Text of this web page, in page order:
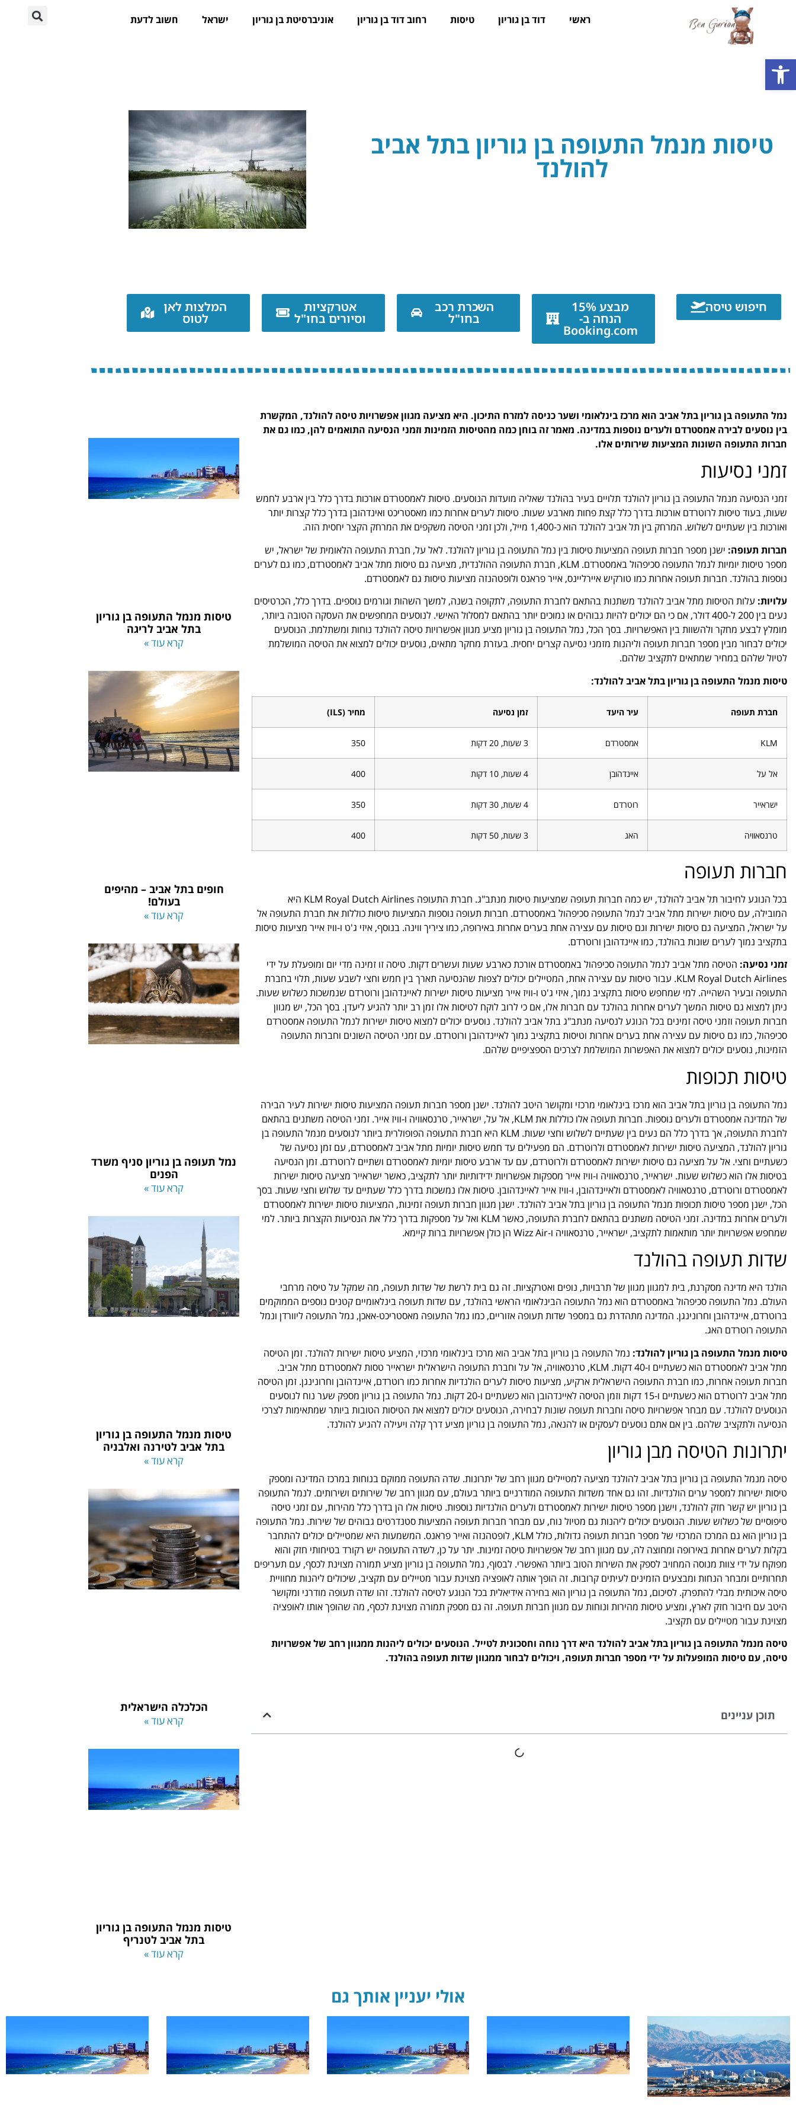
ראשי דוד בן גוריון טיסות רחוב דוד בן גוריון אוניברסיטת בן גוריון ישראל חשוב לדעת
טיסות מנמל התעופה בן גוריון בתל אביב
להולנד
חיפוש טיסה מבצע 15%
הנחה ב-
Booking.com
השכרת רכב
בחו"ל
אטרקציות
וסיורים בחו"ל
המלצות לאן
לטוס
נמל התעופה בן גוריון בתל אביב הוא מרכז בינלאומי ושער כניסה למזרח התיכון. היא מציעה מגוון אפשרויות טיסה להולנד, המקשרת
בין נוסעים לבירה אמסטרדם ולערים נוספות במדינה. מאמר זה בוחן כמה מהטיסות הזמינות וזמני הנסיעה התואמים להן, כמו גם את
חברות התעופה השונות המציעות שירותים אלו.
זמני נסיעות
זמני הנסיעה מנמל התעופה בן גוריון להולנד תלויים בעיר בהולנד שאליה מועדות הנוסעים. טיסות לאמסטרדם אורכות בדרך כלל בין ארבע לחמש
שעות, בעוד טיסות לרוטרדם אורכות בדרך כלל קצת פחות מארבע שעות. טיסות לערים אחרות כמו מאסטריכט ואינדהובן בדרך כלל קצרות יותר
ואורכות בין שעתיים לשלוש. המרחק בין תל אביב להולנד הוא כ-1,400 מייל, ולכן זמני הטיסה משקפים את המרחק הקצר יחסית הזה.
חברות תעופה: ישנן מספר חברות תעופה המציעות טיסות בין נמל התעופה בן גוריון להולנד. לאל על, חברת התעופה הלאומית של ישראל, יש
מספר טיסות יומיות לנמל התעופה סכיפהול באמסטרדם. KLM, חברת התעופה ההולנדית, מציעה גם טיסות מתל אביב לאמסטרדם, כמו גם לערים
נוספות בהולנד. חברות תעופה אחרות כמו טורקיש איירליינס, אייר פראנס ולופטהנזה מציעות טיסות גם לאמסטרדם.
עלויות: עלות הטיסות מתל אביב להולנד משתנות בהתאם לחברת התעופה, לתקופה בשנה, למשך השהות וגורמים נוספים. בדרך כלל, הכרטיסים
נעים בין 200 ל-400 דולר, אם כי הם יכולים להיות גבוהים או נמוכים יותר בהתאם למסלול האישי. לנוסעים המחפשים את העסקה הטובה ביותר,
מומלץ לבצע מחקר ולהשוות בין האפשרויות. בסך הכל, נמל התעופה בן גוריון מציע מגוון אפשרויות טיסה להולנד נוחות ומשתלמת. הנוסעים
יכולים לבחור מבין מספר חברות תעופה וליהנות מזמני נסיעה קצרים יחסית. בעזרת מחקר מתאים, נוסעים יכולים למצוא את הטיסה המושלמת
לטיול שלהם במחיר שמתאים לתקציב שלהם.
טיסות מנמל התעופה בן גוריון בתל אביב להולנד:
חברת תעופה עיר היעד זמן נסיעה מחיר (ILS)
KLM אמסטרדם 3 שעות, 20 דקות 350
אל על איינדהובן 4 שעות, 10 דקות 400
ישראייר רוטרדם 4 שעות, 30 דקות 350
טרנסאוויה האג 3 שעות, 50 דקות 400
חברות תעופה
בכל הנוגע לחיבור תל אביב להולנד, יש כמה חברות תעופה שמציעות טיסות מנתב"ג. חברת התעופה KLM Royal Dutch Airlines היא
המובילה, עם טיסות ישירות מתל אביב לנמל התעופה סכיפהול באמסטרדם. חברות תעופה נוספות המציעות טיסות כוללות את חברת התעופה אל
על ישראל, המציעה גם טיסות ישירות וגם טיסות עם עצירה אחת בערים אחרות באירופה, כמו ציריך ווינה. בנוסף, איזי ג'ט ו-וויז אייר מציעות טיסות
בתקציב נמוך לערים שונות בהולנד, כמו איינדהובן ורוטרדם.
זמני נסיעה: הטיסה מתל אביב לנמל התעופה סכיפהול באמסטרדם אורכת כארבע שעות ועשרים דקות. טיסה זו זמינה מדי יום ומופעלת על ידי
KLM Royal Dutch Airlines. עבור טיסות עם עצירה אחת, המטיילים יכולים לצפות שהנסיעה תארך בין חמש וחצי לשבע שעות, תלוי בחברת
התעופה ובעיר השהייה. למי שמחפש טיסות בתקציב נמוך, איזי ג'ט ו-וויז אייר מציעות טיסות ישירות לאיינדהובן ורוטרדם שנמשכות כשלוש שעות.
ניתן למצוא גם טיסות המשך לערים אחרות בהולנד עם חברות אלו, אם כי לרוב לוקח לטיסות אלו זמן רב יותר להגיע ליעדן. בסך הכל, יש מגוון
חברות תעופה וזמני טיסה זמינים בכל הנוגע לנסיעה מנתב"ג בתל אביב להולנד. נוסעים יכולים למצוא טיסות ישירות לנמל התעופה אמסטרדם
סכיפהול, כמו גם טיסות עם עצירה אחת בערים אחרות וטיסות בתקציב נמוך לאיינדהובן ורוטרדם. עם זמני הטיסה השונים וחברות התעופה
הזמינות, נוסעים יכולים למצוא את האפשרות המושלמת לצרכים הספציפיים שלהם.
טיסות תכופות
נמל התעופה בן גוריון בתל אביב הוא מרכז בינלאומי מרכזי ומקושר היטב להולנד. ישנן מספר חברות תעופה המציעות טיסות ישירות לעיר הבירה
של המדינה אמסטרדם ולערים נוספות. חברות תעופה אלו כוללות את KLM, אל על, ישראייר, טרנסאוויה ו-וויז אייר. זמני הטיסה משתנים בהתאם
לחברת התעופה, אך בדרך כלל הם נעים בין שעתיים לשלוש וחצי שעות. KLM היא חברת התעופה הפופולרית ביותר לנוסעים מנמל התעופה בן
גוריון להולנד, המציעה טיסות ישירות לאמסטרדם ולרוטרדם. הם מפעילים עד חמש טיסות יומיות מתל אביב לאמסטרדם, עם זמן נסיעה של
כשעתיים וחצי. אל על מציעה גם טיסות ישירות לאמסטרדם ולרוטרדם, עם עד ארבע טיסות יומיות לאמסטרדם ושתיים לרוטרדם. זמן הנסיעה
בטיסות אלו הוא כשלוש שעות. ישראייר, טרנסאוויה ו-וויז אייר מספקות אפשרויות ידידותיות יותר לתקציב, כאשר ישראייר מציעה טיסות ישירות
לאמסטרדם ורוטרדם, טרנסאוויה לאמסטרדם ולאיינדהובן, ו-וויז אייר לאיינדהובן. טיסות אלו נמשכות בדרך כלל שעתיים עד שלוש וחצי שעות. בסך
הכל, ישנן מספר טיסות תכופות מנמל התעופה בן גוריון בתל אביב להולנד. ישנן מגוון חברות תעופה זמינות, המציעות טיסות ישירות לאמסטרדם
ולערים אחרות במדינה. זמני הטיסה משתנים בהתאם לחברת התעופה, כאשר KLM ואל על מספקות בדרך כלל את הנסיעות הקצרות ביותר. למי
שמחפש אפשרויות יותר מותאמות לתקציב, ישראייר, טרנסאוויה ו-Wizz Air הן כולן אפשרויות ברות קיימא.
שדות תעופה בהולנד
הולנד היא מדינה מסקרנת, בית למגוון מגוון של תרבויות, נופים ואטרקציות. זה גם בית לרשת של שדות תעופה, מה שמקל על טיסה מרחבי
העולם. נמל התעופה סכיפהול באמסטרדם הוא נמל התעופה הבינלאומי הראשי בהולנד, עם שדות תעופה בינלאומיים קטנים נוספים הממוקמים
ברוטרדם, איינדהובן וחרונינגן. המדינה מתהדרת גם במספר שדות תעופה אזוריים, כמו נמל התעופה מאסטריכט-אאכן, נמל התעופה ליוורדן ונמל
התעופה רוטרדם האג.
טיסות מנמל התעופה בן גוריון להולנד: נמל התעופה בן גוריון בתל אביב הוא מרכז בינלאומי מרכזי, המציע טיסות ישירות להולנד. זמן הטיסה
מתל אביב לאמסטרדם הוא כשעתיים ו-40 דקות. KLM, טרנסאוויה, אל על וחברת התעופה הישראלית ישראייר טסות לאמסטרדם מתל אביב.
חברות תעופה אחרות, כמו חברת התעופה הישראלית ארקיע, מציעות טיסות לערים הולנדיות אחרות כמו רוטרדם, איינדהובן וחרונינגן. זמן הטיסה
מתל אביב לרוטרדם הוא כשעתיים ו-15 דקות וזמן הטיסה לאיינדהובן הוא כשעתיים ו-20 דקות. נמל התעופה בן גוריון מספק שער נוח לנוסעים
הנוסעים להולנד. עם מבחר אפשרויות טיסה וחברות תעופה שונות לבחירה, הנוסעים יכולים למצוא את הטיסות הטובות ביותר שמתאימות לצרכי
הנסיעה ולתקציב שלהם. בין אם אתם נוסעים לעסקים או להנאה, נמל התעופה בן גוריון מציע דרך קלה ויעילה להגיע להולנד.
יתרונות הטיסה מבן גוריון
טיסה מנמל התעופה בן גוריון בתל אביב להולנד מציעה למטיילים מגוון רחב של יתרונות. שדה התעופה ממוקם בנוחות במרכז המדינה ומספק
טיסות ישירות למספר ערים הולנדיות. זהו גם אחד משדות התעופה המודרניים ביותר בעולם, עם מגוון רחב של שירותים ושירותים. לנמל התעופה
בן גוריון יש קשר חזק להולנד, וישנן מספר טיסות ישירות לאמסטרדם ולערים הולנדיות נוספות. טיסות אלו הן בדרך כלל מהירות, עם זמני טיסה
טיפוסיים של כשלוש שעות. הנוסעים יכולים ליהנות גם מטיול נוח, עם מבחר חברות תעופה המציעות סטנדרטים גבוהים של שירות. נמל התעופה
בן גוריון הוא גם המרכז המרכזי של מספר חברות תעופה גדולות, כולל KLM, לופטהנזה ואייר פראנס. המשמעות היא שמטיילים יכולים להתחבר
בקלות לערים אחרות באירופה ומחוצה לה, עם מגוון רחב של אפשרויות טיסה זמינות. יתר על כן, לשדה התעופה יש רקורד בטיחותי חזק והוא
מפוקח על ידי צוות מנוסה המחויב לספק את השירות הטוב ביותר האפשרי. לבסוף, נמל התעופה בן גוריון מציע תמורה מצוינת לכסף, עם תעריפים
תחרותיים ומבחר הנחות ומבצעים הזמינים לעיתים קרובות. זה הופך אותה לאופציה מצוינת עבור מטיילים עם תקציב, שיכולים ליהנות מחוויית
טיסה איכותית מבלי להתפרק. לסיכום, נמל התעופה בן גוריון הוא בחירה אידיאלית בכל הנוגע לטיסה להולנד. זהו שדה תעופה מודרני ומקושר
היטב עם חיבור חזק לארץ, ומציע טיסות מהירות ונוחות עם מגוון חברות תעופה. זה גם מספק תמורה מצוינת לכסף, מה שהופך אותו לאופציה
מצוינת עבור מטיילים עם תקציב.
טיסה מנמל התעופה בן גוריון בתל אביב להולנד היא דרך נוחה וחסכונית לטייל. הנוסעים יכולים ליהנות ממגוון רחב של אפשרויות
טיסה, עם טיסות המופעלות על ידי מספר חברות תעופה, ויכולים לבחור ממגוון שדות תעופה בהולנד.
תוכן עניינים
טיסות מנמל התעופה בן גוריון
בתל אביב לריגה
קרא עוד »
חופים בתל אביב – מהיפים
בעולם!
קרא עוד »
נמל תעופה בן גוריון סניף משרד
הפנים
קרא עוד »
טיסות מנמל התעופה בן גוריון
בתל אביב לטירנה ואלבניה
קרא עוד »
הכלכלה הישראלית
קרא עוד »
טיסות מנמל התעופה בן גוריון
בתל אביב לטנריף
קרא עוד »
אולי יעניין אותך גם
פתח סרגל נגישות